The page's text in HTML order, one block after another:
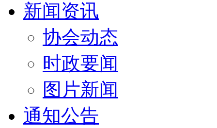
新闻资讯
协会动态
时政要闻
图片新闻
通知公告